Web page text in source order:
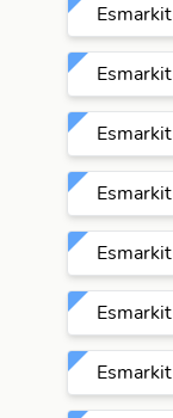
Esmarkit
Esmarkit
Esmarkit
Esmarkit
Esmarkit
Esmarkit
Esmarkit